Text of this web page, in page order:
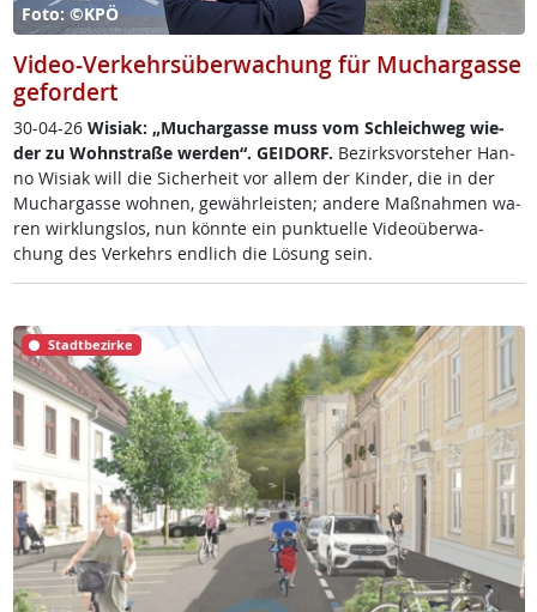
Foto: ©KPÖ
Video-Verkehrsüberwachung für Muchargasse
gefordert
30-04-26 Wi­siak: „Much­ar­gas­se muss vom Sch­leich­weg wie­
der zu Wohn­stra­ße wer­den“. GEI­DORF. Be­zirks­vor­ste­her Han­
no Wi­siak will die Si­cher­heit vor al­lem der Kin­der, die in der
Much­ar­gas­se woh­nen, ge­währ­leis­ten; an­de­re Maß­nah­men wa­
ren wir­k­lungs­los, nun könn­te ein punk­tu­el­le Vi­deo­über­wa­
chung des Ver­kehrs end­lich die Lö­sung sein.
Stadtbezirke